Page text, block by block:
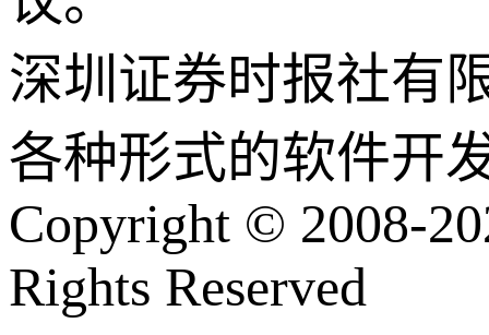
深圳证券时报社有
各种形式的软件开
Copyright © 2008-
Rights Reserved